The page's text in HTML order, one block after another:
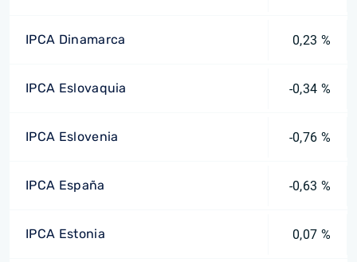
IPCA Dinamarca 0,23 %
IPCA Eslovaquia -0,34 %
IPCA Eslovenia -0,76 %
IPCA España -0,63 %
IPCA Estonia 0,07 %